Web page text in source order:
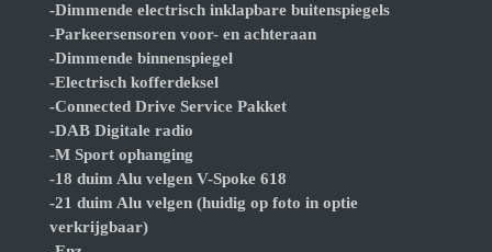
-Dimmende electrisch inklapbare buitenspiegels
-Parkeersensoren voor- en achteraan
-Dimmende binnenspiegel
-Electrisch kofferdeksel
-Connected Drive Service Pakket
-DAB Digitale radio
-M Sport ophanging
-18 duim Alu velgen V-Spoke 618
-21 duim Alu velgen (huidig op foto in optie
verkrijgbaar)